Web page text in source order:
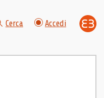
Cerca Accedi